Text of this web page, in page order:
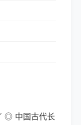
◎ 中国古代长